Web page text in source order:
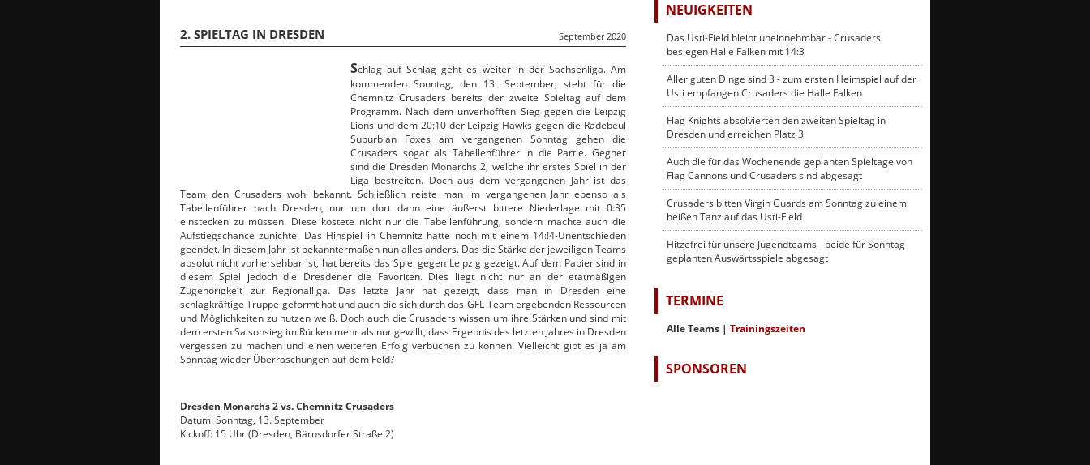
2. SPIELTAG IN DRESDEN September 2020
Schlag auf Schlag geht es weiter in der Sachsenliga. Am
kommenden Sonntag, den 13. September, steht für die
Chemnitz Crusaders bereits der zweite Spieltag auf dem
Programm. Nach dem unverhofften Sieg gegen die Leipzig
Lions und dem 20:10 der Leipzig Hawks gegen die Radebeul
Suburbian Foxes am vergangenen Sonntag gehen die
Crusaders sogar als Tabellenführer in die Partie. Gegner
sind die Dresden Monarchs 2, welche ihr erstes Spiel in der
Liga bestreiten. Doch aus dem vergangenen Jahr ist das
Team den Crusaders wohl bekannt. Schließlich reiste man im vergangenen Jahr ebenso als
Tabellenführer nach Dresden, nur um dort dann eine äußerst bittere Niederlage mit 0:35
einstecken zu müssen. Diese kostete nicht nur die Tabellenführung, sondern machte auch die
Aufstiegschance zunichte. Das Hinspiel in Chemnitz hatte noch mit einem 14:!4-Unentschieden
geendet. In diesem Jahr ist bekanntermaßen nun alles anders. Das die Stärke der jeweiligen Teams
absolut nicht vorhersehbar ist, hat bereits das Spiel gegen Leipzig gezeigt. Auf dem Papier sind in
diesem Spiel jedoch die Dresdener die Favoriten. Dies liegt nicht nur an der etatmäßigen
Zugehörigkeit zur Regionalliga. Das letzte Jahr hat gezeigt, dass man in Dresden eine
schlagkräftige Truppe geformt hat und auch die sich durch das GFL-Team ergebenden Ressourcen
und Möglichkeiten zu nutzen weiß. Doch auch die Crusaders wissen um ihre Stärken und sind mit
dem ersten Saisonsieg im Rücken mehr als nur gewillt, dass Ergebnis des letzten Jahres in Dresden
vergessen zu machen und einen weiteren Erfolg verbuchen zu können. Vielleicht gibt es ja am
Sonntag wieder Überraschungen auf dem Feld?
Dresden Monarchs 2 vs. Chemnitz Crusaders
Datum: Sonntag, 13. September
Kickoff: 15 Uhr (Dresden, Bärnsdorfer Straße 2)
NEUIGKEITEN
Das Usti-Field bleibt uneinnehmbar - Crusaders
besiegen Halle Falken mit 14:3
Aller guten Dinge sind 3 - zum ersten Heimspiel auf der
Usti empfangen Crusaders die Halle Falken
Flag Knights absolvierten den zweiten Spieltag in
Dresden und erreichen Platz 3
Auch die für das Wochenende geplanten Spieltage von
Flag Cannons und Crusaders sind abgesagt
Crusaders bitten Virgin Guards am Sonntag zu einem
heißen Tanz auf das Usti-Field
Hitzefrei für unsere Jugendteams - beide für Sonntag
geplanten Auswärtsspiele abgesagt
TERMINE
Alle Teams | Trainingszeiten
SPONSOREN